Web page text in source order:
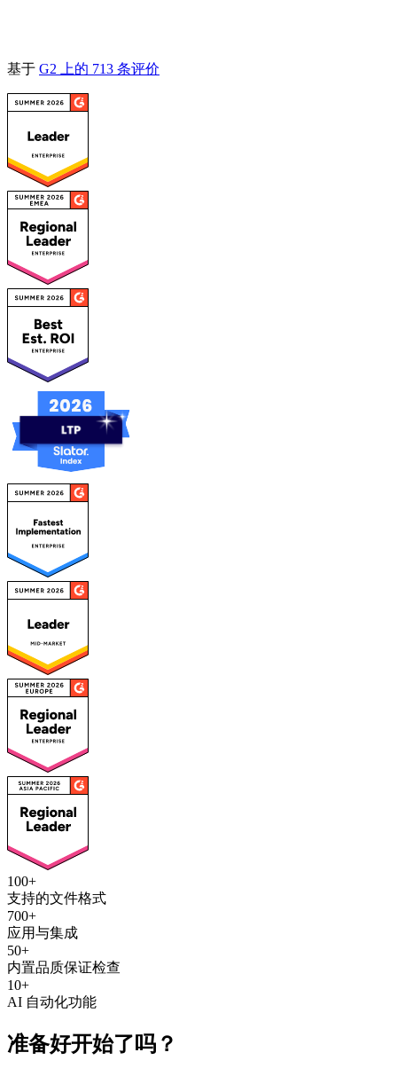
基于 ​​G2 上的 713 条评价
100+
支持的文件格式
700+
应用与集成
50+
内置品质保证检查
10+
AI 自动化功能
准备好开始了吗？